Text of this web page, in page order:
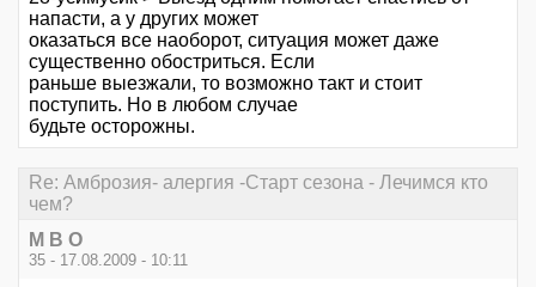
напасти, а у других может
оказаться все наоборот, ситуация может даже
существенно обостриться. Если
раньше выезжали, то возможно такт и стоит
поступить. Но в любом случае
будьте осторожны.
Re: Амброзия- алергия -Старт сезона - Лечимся кто
чем?
М В О
35 - 17.08.2009 - 10:11